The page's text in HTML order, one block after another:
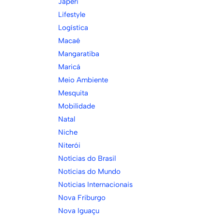
Lifestyle
Logística
Macaé
Mangaratiba
Maricá
Meio Ambiente
Mesquita
Mobilidade
Natal
Niche
Niterói
Notícias do Brasil
Notícias do Mundo
Noticias Internacionais
Nova Friburgo
Nova Iguaçu